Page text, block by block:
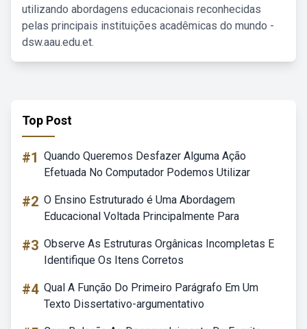
utilizando abordagens educacionais reconhecidas
pelas principais instituições acadêmicas do mundo -
dsw.aau.edu.et.
Top Post
#1 Quando Queremos Desfazer Alguma Ação
Efetuada No Computador Podemos Utilizar
#2 O Ensino Estruturado é Uma Abordagem
Educacional Voltada Principalmente Para
#3 Observe As Estruturas Orgânicas Incompletas E
Identifique Os Itens Corretos
#4 Qual A Função Do Primeiro Parágrafo Em Um
Texto Dissertativo-argumentativo